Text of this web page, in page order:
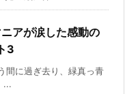
アが涙した感動の
3
間に過ぎ去り、緑真っ青
...